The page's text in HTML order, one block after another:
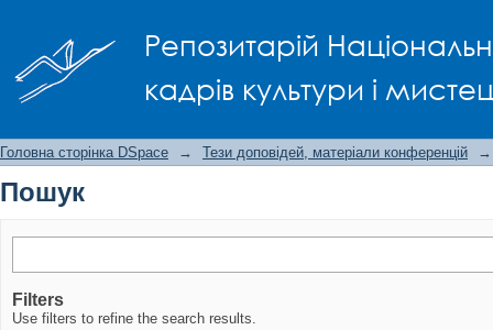
Репозитарій
кадрів культури і
Головна сторінка DSpace → Тези доповідей, матеріали конференцій →
Пошук
Filters
Use filters to refine the search results.